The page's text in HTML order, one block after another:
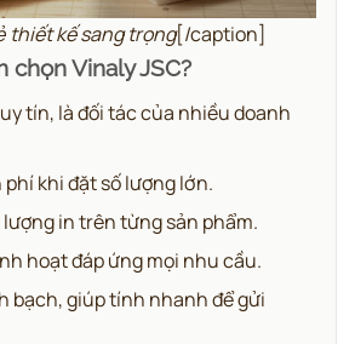
thiết kế sang trọng[/caption]
chọn Vinaly JSC?
tín, là đối tác của nhiều doanh
khi đặt số lượng lớn.
in trên từng sản phẩm.
hoạt đáp ứng mọi nhu cầu.
bạch, giúp tính nhanh để gửi